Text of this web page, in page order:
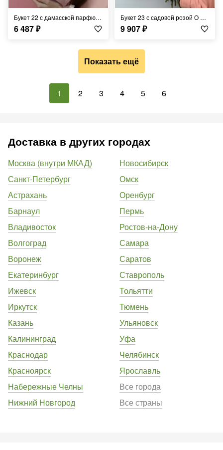
Букет 22 с дамасской парфюмированной розой и гортензией "История Флори"
6 487₽
Букет 23 с садовой розой О Хара, пионовидной розой бомбастик и гортензией "Сердце Флори"
9 907₽
Показать ещё
1 2 3 4 5 6
Доставка в других городах
Москва (внутри МКАД)
Санкт-Петербург
Астрахань
Барнаул
Владивосток
Волгоград
Воронеж
Екатеринбург
Ижевск
Иркутск
Казань
Калининград
Краснодар
Красноярск
Набережные Челны
Нижний Новгород
Новосибирск
Омск
Оренбург
Пермь
Ростов-на-Дону
Самара
Саратов
Ставрополь
Тольятти
Тюмень
Ульяновск
Уфа
Челябинск
Ярославль
Все города
Все страны